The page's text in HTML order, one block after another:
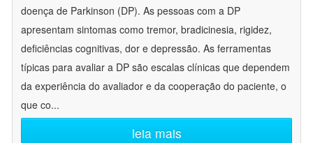
doença de Parkinson (DP). As pessoas com a DP
apresentam sintomas como tremor, bradicinesia, rigidez,
deficiências cognitivas, dor e depressão. As ferramentas
típicas para avaliar a DP são escalas clínicas que dependem
da experiência do avaliador e da cooperação do paciente, o
que co...
leia mais